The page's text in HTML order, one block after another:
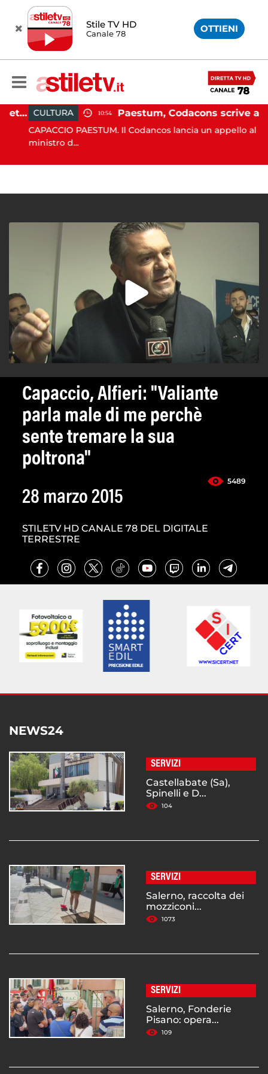
Stile TV HD
Canale 78 OTTIENI
Martina Carbonaro, braccialetto elettronico per i genitori della 14enne uccisa dall'ex CULTURA 10:54 Paestum, Codacons scrive al ministro Giuli: "Rilanciare scavi dell'Anfiteatro nell'area archeologica"
CAPACCIO PAESTUM. Il Codancos lancia un appello al
ministro d...
Capaccio, Alfieri: "Valiante
parla male di me perchè
sente tremare la sua
poltrona"
5489
28 marzo 2015
STILETV HD CANALE 78 DEL DIGITALE
TERRESTRE
NEWS24
SERVIZI
Castellabate (Sa),
Spinelli e D...
104
SERVIZI
Salerno, raccolta dei
mozziconi...
1073
SERVIZI
Salerno, Fonderie
Pisano: opera...
109